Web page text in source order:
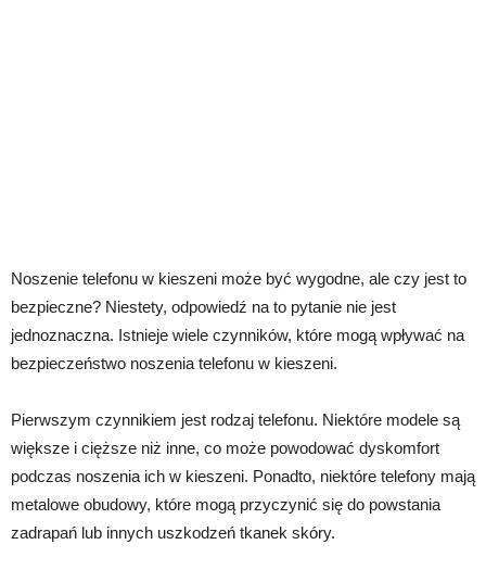
Noszenie telefonu w kieszeni może być wygodne, ale czy jest to
bezpieczne? Niestety, odpowiedź na to pytanie nie jest
jednoznaczna. Istnieje wiele czynników, które mogą wpływać na
bezpieczeństwo noszenia telefonu w kieszeni.
Pierwszym czynnikiem jest rodzaj telefonu. Niektóre modele są
większe i cięższe niż inne, co może powodować dyskomfort
podczas noszenia ich w kieszeni. Ponadto, niektóre telefony mają
metalowe obudowy, które mogą przyczynić się do powstania
zadrapań lub innych uszkodzeń tkanek skóry.